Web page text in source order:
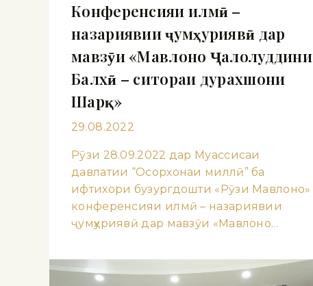
Конференсияи илмӣ –
назариявии ҷумҳуриявӣ дар
мавзӯи «Мавлоно Ҷалолуддини
Балхӣ – ситораи дурахшони
Шарқ»
29.08.2022
Рӯзи 28.09.2022 дар Муассисаи
давлатии “Осорхонаи миллӣ” ба
ифтихори бузургдошти «Рӯзи Мавлоно»
конференсияи илмӣ – назариявии
ҷумҳуриявӣ дар мавзӯи «Мавлоно…